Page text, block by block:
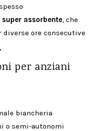
super assorbente, che
ore consecutive
per anziani
biancheria
o semi-autonomi